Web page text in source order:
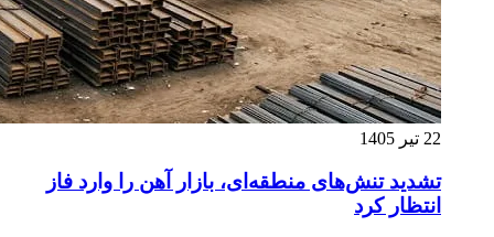
22 تیر 1405
تشدید تنش‌های منطقه‌ای، بازار آهن را وارد فاز
انتظار کرد